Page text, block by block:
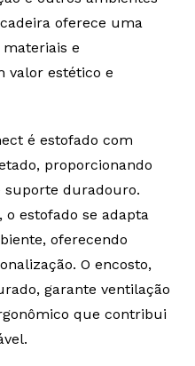
sem aviso prévio.
de Garantia. Por
Nota Fiscal da sua
90 dias garantidos
artigo 26,
de 1990, o
para os produtos e
de fortalecer nosso
duráveis, prestação de
dos nossos clientes.
nos produtos afim
de fazê-la em
oferece uma
e
valor estético e
é estofado com
proporcionando
suporte duradouro.
o estofado se adapta
oferecendo
O encosto,
garante ventilação
que contribui